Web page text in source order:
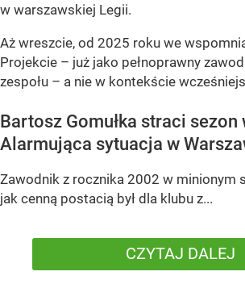
w warszawskiej Legii.
Aż wreszcie, od 2025 roku we
Projekcie – już jako pełnoprawny
zespołu – a nie w kontekście
Bartosz Gomułka straci sezon
Alarmująca sytuacja w
Zawodnik z rocznika 2002 w minionym
jak cenną postacią był dla klubu z...
CZYTAJ DALEJ